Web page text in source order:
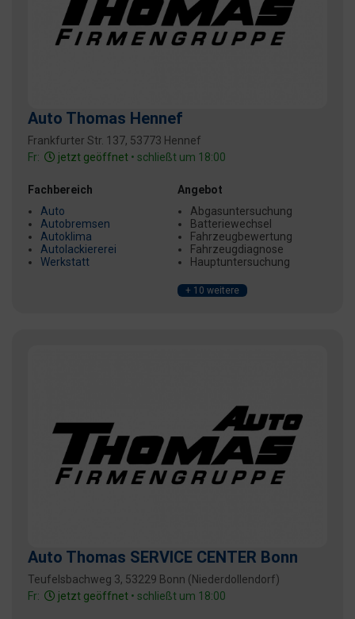
Auto Thomas Hennef
Frankfurter Str. 137, 53773 Hennef
Fr:
jetzt geöffnet • schließt um 18:00
Fachbereich
Auto
Autobremsen
Autoklima
Autolackiererei
Werkstatt
Angebot
Abgasuntersuchung
Batteriewechsel
Fahrzeugbewertung
Fahrzeugdiagnose
Hauptuntersuchung
+ 10 weitere
Auto Thomas SERVICE CENTER Bonn
Teufelsbachweg 3, 53229 Bonn (Niederdollendorf)
Fr:
jetzt geöffnet • schließt um 18:00